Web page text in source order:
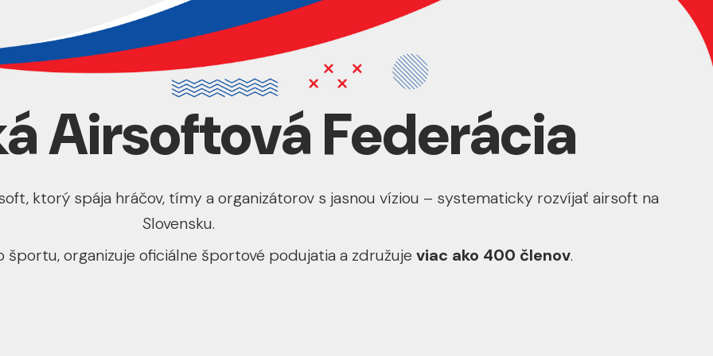
Airsoftová Federácia
ktorý spája hráčov, tímy a organizátorov s jasnou víziou – systematicky rozvíjať airsoft na
Slovensku.
športu, organizuje oficiálne športové podujatia a združuje viac ako 400 členov.